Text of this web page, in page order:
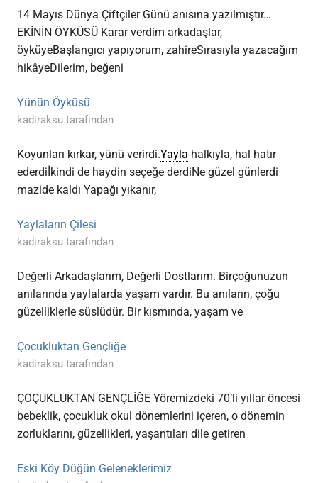
14 Mayıs Dünya Çiftçiler Günü anısına yazılmıştır…
EKİNİN ÖYKÜSÜ Karar verdim arkadaşlar,
öyküyeBaşlangıcı yapıyorum, zahireSırasıyla yazacağım
hikâyeDilerim, beğeni
Yünün Öyküsü
kadiraksu tarafından
Koyunları kırkar, yünü verirdi.Yayla halkıyla, hal hatır
ederdiİkindi de haydin seçeğe derdiNe güzel günlerdi
mazide kaldı Yapağı yıkanır,
Yaylaların Çilesi
kadiraksu tarafından
Değerli Arkadaşlarım, Değerli Dostlarım. Birçoğunuzun
anılarında yaylalarda yaşam vardır. Bu anıların, çoğu
güzelliklerle süslüdür. Bir kısmında, yaşam ve
Çocukluktan Gençliğe
kadiraksu tarafından
ÇOÇUKLUKTAN GENÇLİĞE Yöremizdeki 70’li yıllar öncesi
bebeklik, çocukluk okul dönemlerini içeren, o dönemin
zorluklarını, güzellikleri, yaşantıları dile getiren
Eski Köy Düğün Geleneklerimiz